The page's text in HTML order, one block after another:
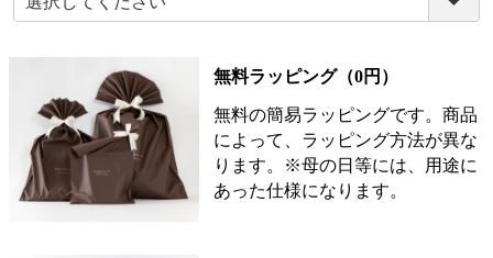
須)
無料ラッピング（0円）
無料の簡易ラッピングです。商品
によって、ラッピング方法が異な
ります。※母の日等には、用途に
あった仕様になります。